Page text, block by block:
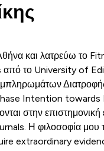
και λατρεύω το
το University of
Intention towards
στην
Η φιλοσοφία μου
extraordinary